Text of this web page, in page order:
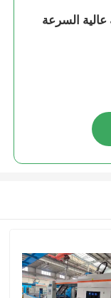
عالية السرعة